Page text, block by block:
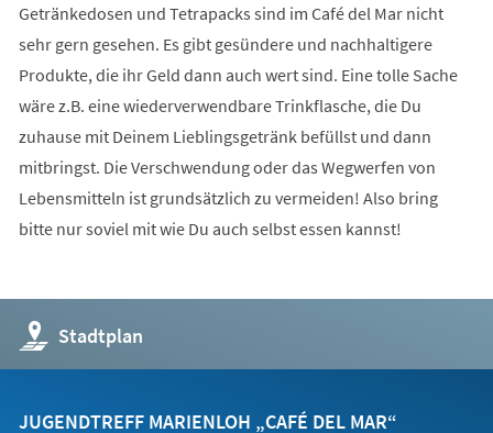
Getränkedosen und Tetrapacks sind im Café del Mar nicht
sehr gern gesehen. Es gibt gesündere und nachhaltigere
Produkte, die ihr Geld dann auch wert sind. Eine tolle Sache
wäre z.B. eine wiederverwendbare Trinkflasche, die Du
zuhause mit Deinem Lieblingsgetränk befüllst und dann
mitbringst. Die Verschwendung oder das Wegwerfen von
Lebensmitteln ist grundsätzlich zu vermeiden! Also bring
bitte nur soviel mit wie Du auch selbst essen kannst!
Stadtplan
(Öffnet
in
einem
Tab)
JUGENDTREFF MARIENLOH „CAFÉ DEL MAR“